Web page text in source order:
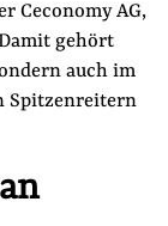
Ceconomy AG,
gehört
auch im
Spitzenreitern